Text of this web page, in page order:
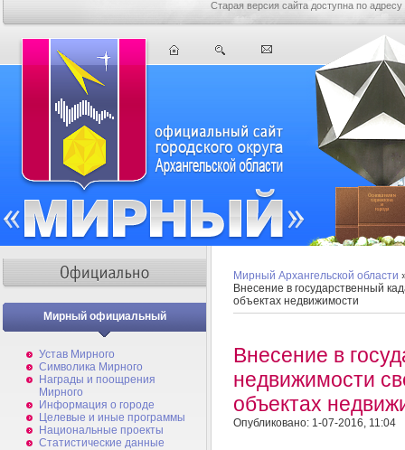
Старая версия сайта доступна по адресу
Мирный официальный
Устав Мирного
Символика Мирного
Награды и поощрения
Мирного
Информация о городе
Целевые и иные программы
Национальные проекты
Статистические данные
Мирный Архангельской области
Внесение в государственный
объектах недвижимости
Внесение в
недвижимости
объектах
Опубликовано: 1-07-2016, 11:04